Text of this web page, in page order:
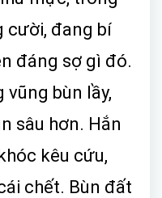
cười, đang bí
đáng sợ gì đó.
vũng bùn lầy,
sâu hơn. Hắn
kêu cứu,
chết. Bùn đất